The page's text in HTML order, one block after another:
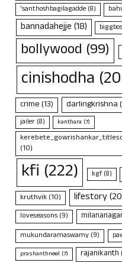
'santhoshbagilagadde (8)
bannadahejje(18)
bollywood (99)
cinishodha
crime(13) darlingkrishna
jailer (8) kanthara (7)
(10)
kfi (222) kgf(8)
kruthvik(10) lifestory
loveseasons (9)
mukundaramaswamy (9)
prashanthneel (7) rajanikanth